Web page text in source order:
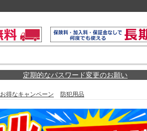
定期的なパスワード変更のお願い
お得なキャンペーン 防犯用品